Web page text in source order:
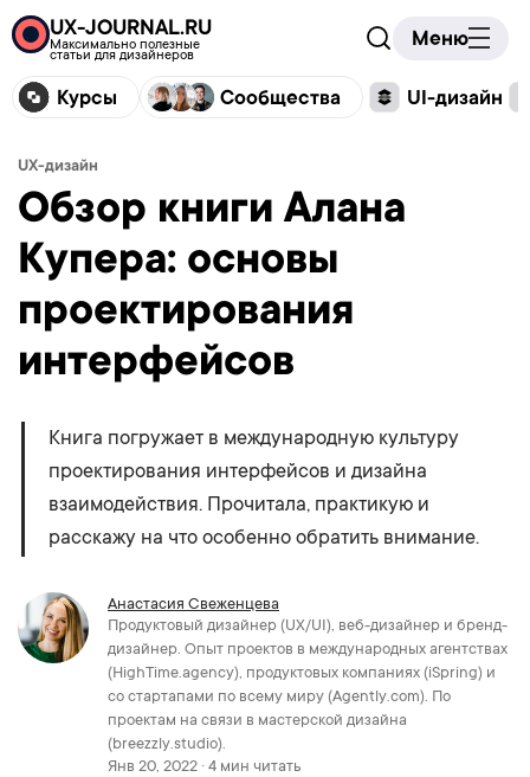
UX-JOURNAL.RU
Максимально полезные
статьи для дизайнеров
Меню
Курсы Сообщества UI-дизайн
UX-дизайн
Обзор книги Алана
Купера: основы
проектирования
интерфейсов
Книга погружает в международную культуру
проектирования интерфейсов и дизайна
взаимодействия. Прочитала, практикую и
расскажу на что особенно обратить внимание.
Анастасия Свеженцева
Продуктовый дизайнер (UX/UI), веб-дизайнер и бренд-
дизайнер. Опыт проектов в международных агентствах
(HighTime.agency), продуктовых компаниях (iSpring) и
со стартапами по всему миру (Agently.com). По
проектам на связи в мастерской дизайна
(breezzly.studio).
Янв 20, 2022 · 4 мин читать